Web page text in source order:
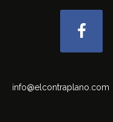
info@elcontraplano.com